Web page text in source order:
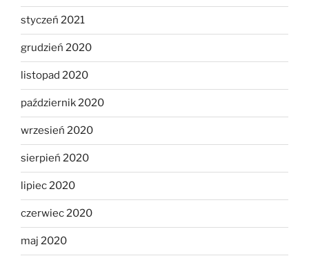
styczeń 2021
grudzień 2020
listopad 2020
październik 2020
wrzesień 2020
sierpień 2020
lipiec 2020
czerwiec 2020
maj 2020